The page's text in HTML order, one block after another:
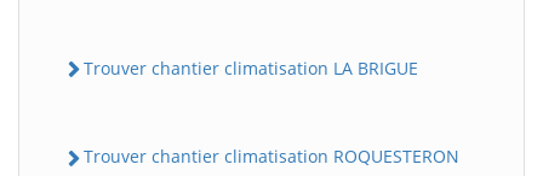
Trouver chantier climatisation LA BRIGUE
Trouver chantier climatisation ROQUESTERON